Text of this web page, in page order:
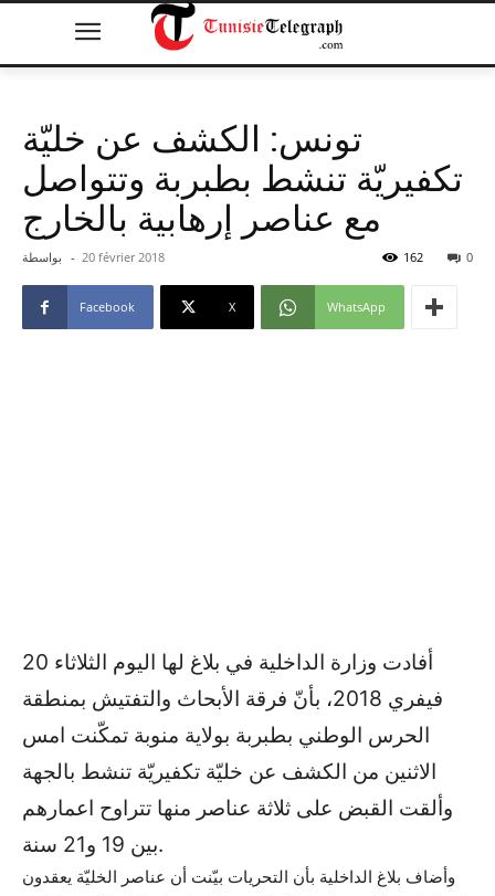
تونس: الكشف عن خليّة
تكفيريّة تنشط بطبربة وتتواصل
مع عناصر إرهابية بالخارج
بواسطة - 20 février 2018 0
162
Facebook X WhatsApp
أفادت وزارة الداخلية في بلاغ لها اليوم الثلاثاء 20
فيفري 2018، بأنّ فرقة الأبحاث والتفتيش بمنطقة
الحرس الوطني بطبربة بولاية منوبة تمكّنت امس
الاثنين من الكشف عن خليّة تكفيريّة تنشط بالجهة
وألقت القبض على ثلاثة عناصر منها تتراوح اعمارهم
بين 19 و21 سنة.
وأضاف بلاغ الداخلية بأن التحريات بيّنت أن عناصر الخليّة يعقدون